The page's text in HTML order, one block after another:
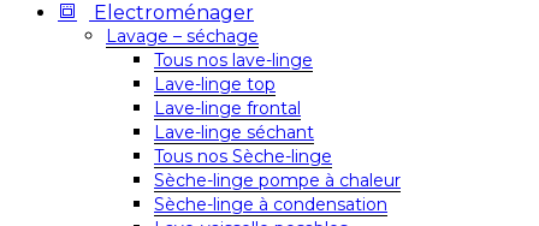
Electroménager
Lavage – séchage
Tous nos lave-linge
Lave-linge top
Lave-linge frontal
Lave-linge séchant
Tous nos Sèche-linge
Sèche-linge pompe à chaleur
Sèche-linge à condensation